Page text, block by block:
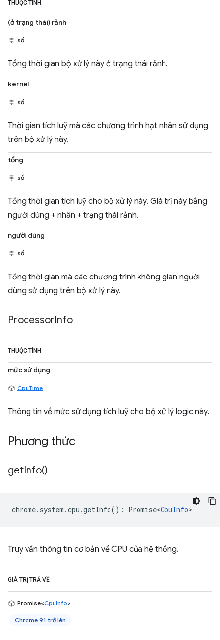
THUỘC TÍNH
(ở trạng thái) rảnh
số
Tổng thời gian bộ xử lý này ở trạng thái rảnh.
kernel
số
Thời gian tích luỹ mà các chương trình hạt nhân sử dụng
trên bộ xử lý này.
tổng
số
Tổng thời gian tích luỹ cho bộ xử lý này. Giá trị này bằng
người dùng + nhân + trạng thái rảnh.
người dùng
số
Tổng thời gian mà các chương trình không gian người
dùng sử dụng trên bộ xử lý này.
ProcessorInfo
THUỘC TÍNH
mức sử dụng
CpuTime
Thông tin về mức sử dụng tích luỹ cho bộ xử lý logic này.
Phương thức
getInfo()
chrome. system .cpu .getInfo() : Promise<CpuInfo>
Truy vấn thông tin cơ bản về CPU của hệ thống.
GIÁ TRỊ TRẢ VỀ
Promise<CpuInfo>
Chrome 91 trở lên